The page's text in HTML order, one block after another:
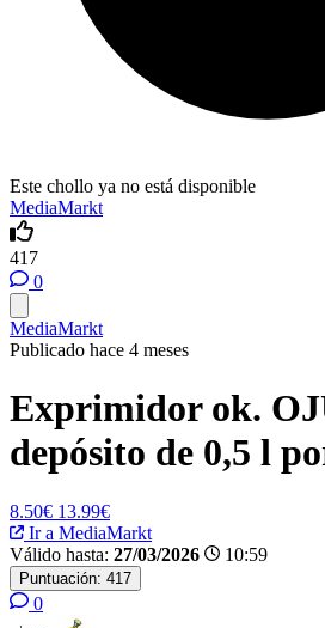
Este chollo ya no está disponible
MediaMarkt
417
0
MediaMarkt
Publicado hace 4 meses
Exprimidor ok.
depósito de 0,5 l
8.50€ 13.99€
Ir a MediaMarkt
Válido hasta: 27/03/2026 10:59
Puntuación: 417
0